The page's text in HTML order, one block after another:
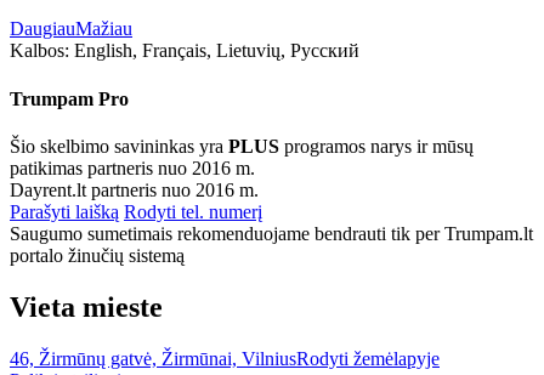
DaugiauMažiau
Kalbos: English, Français, Lietuvių, Русский
Trumpam Pro
Šio skelbimo savininkas yra PLUS programos narys ir mūsų
patikimas partneris nuo 2016 m.
Dayrent.lt partneris nuo 2016 m.
Parašyti laišką Rodyti tel. numerį
Saugumo sumetimais rekomenduojame bendrauti tik per Trumpam.lt
portalo žinučių sistemą
Vieta mieste
46, Žirmūnų gatvė, Žirmūnai, VilniusRodyti žemėlapyje